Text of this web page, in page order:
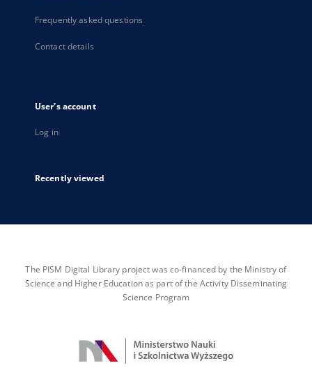
Frequently asked questions
Contact details
User's account
Log in
Recently viewed
The PISM Digital Library project was co-financed by the Ministry of
Science and Higher Education as part of the Activity Disseminating
Science Program